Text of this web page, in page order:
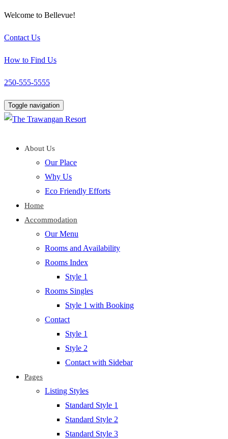
Welcome to Bellevue!
Contact Us
How to Find Us
250-555-5555
Toggle navigation
About Us
Our Place
Why Us
Eco Friendly Efforts
Home
Accommodation
Our Menu
Rooms and Availability
Rooms Index
Style 1
Rooms Singles
Style 1 with Booking
Contact
Style 1
Style 2
Contact with Sidebar
Pages
Listing Styles
Standard Style 1
Standard Style 2
Standard Style 3